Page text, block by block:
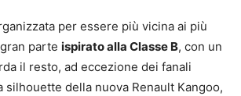
per essere più vicina ai più
parte ispirato alla Classe B, con un
il resto, ad eccezione dei fanali
della nuova Renault Kangoo,